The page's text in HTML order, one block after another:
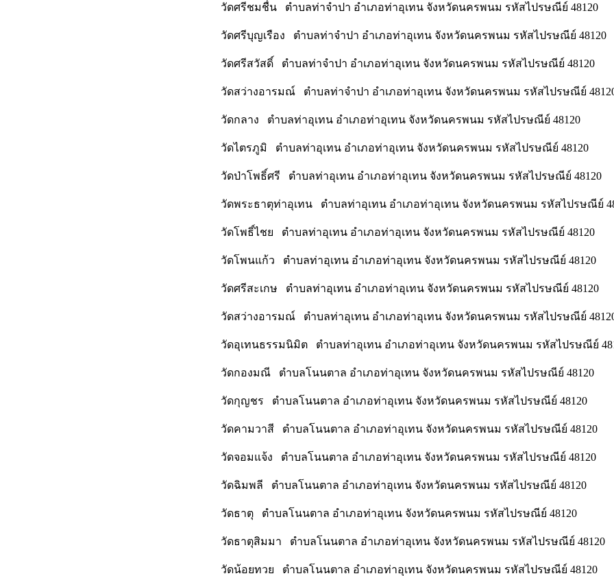
วัดศรีชมชื่น ตำบลท่าจำปา อำเภอท่าอุเทน จังหวัดนครพนม รหัสไปรษณีย์ 48120
วัดศรีบุญเรือง ตำบลท่าจำปา อำเภอท่าอุเทน จังหวัดนครพนม รหัสไปรษณีย์ 48120
วัดศรีสวัสดิ์ ตำบลท่าจำปา อำเภอท่าอุเทน จังหวัดนครพนม รหัสไปรษณีย์ 48120
วัดสว่างอารมณ์ ตำบลท่าจำปา อำเภอท่าอุเทน จังหวัดนครพนม รหัสไปรษณีย์
วัดกลาง ตำบลท่าอุเทน อำเภอท่าอุเทน จังหวัดนครพนม รหัสไปรษณีย์ 48120
วัดไตรภูมิ ตำบลท่าอุเทน อำเภอท่าอุเทน จังหวัดนครพนม รหัสไปรษณีย์ 48120
วัดป่าโพธิ์ศรี ตำบลท่าอุเทน อำเภอท่าอุเทน จังหวัดนครพนม รหัสไปรษณีย์ 48120
วัดพระธาตุท่าอุเทน ตำบลท่าอุเทน อำเภอท่าอุเทน จังหวัดนครพนม รหัสไปรษณีย์
วัดโพธิ์ไชย ตำบลท่าอุเทน อำเภอท่าอุเทน จังหวัดนครพนม รหัสไปรษณีย์ 48120
วัดโพนแก้ว ตำบลท่าอุเทน อำเภอท่าอุเทน จังหวัดนครพนม รหัสไปรษณีย์ 48120
วัดศรีสะเกษ ตำบลท่าอุเทน อำเภอท่าอุเทน จังหวัดนครพนม รหัสไปรษณีย์ 48120
วัดสว่างอารมณ์ ตำบลท่าอุเทน อำเภอท่าอุเทน จังหวัดนครพนม รหัสไปรษณีย์
วัดอุเทนธรรมนิมิต ตำบลท่าอุเทน อำเภอท่าอุเทน จังหวัดนครพนม รหัสไปรษณีย์
วัดกองมณี ตำบลโนนตาล อำเภอท่าอุเทน จังหวัดนครพนม รหัสไปรษณีย์ 48120
วัดกุญชร ตำบลโนนตาล อำเภอท่าอุเทน จังหวัดนครพนม รหัสไปรษณีย์ 48120
วัดคามวาสี ตำบลโนนตาล อำเภอท่าอุเทน จังหวัดนครพนม รหัสไปรษณีย์ 48120
วัดจอมแจ้ง ตำบลโนนตาล อำเภอท่าอุเทน จังหวัดนครพนม รหัสไปรษณีย์ 48120
วัดฉิมพลี ตำบลโนนตาล อำเภอท่าอุเทน จังหวัดนครพนม รหัสไปรษณีย์ 48120
วัดธาตุ ตำบลโนนตาล อำเภอท่าอุเทน จังหวัดนครพนม รหัสไปรษณีย์ 48120
วัดธาตุสิมมา ตำบลโนนตาล อำเภอท่าอุเทน จังหวัดนครพนม รหัสไปรษณีย์ 48120
วัดน้อยทวย ตำบลโนนตาล อำเภอท่าอุเทน จังหวัดนครพนม รหัสไปรษณีย์ 48120